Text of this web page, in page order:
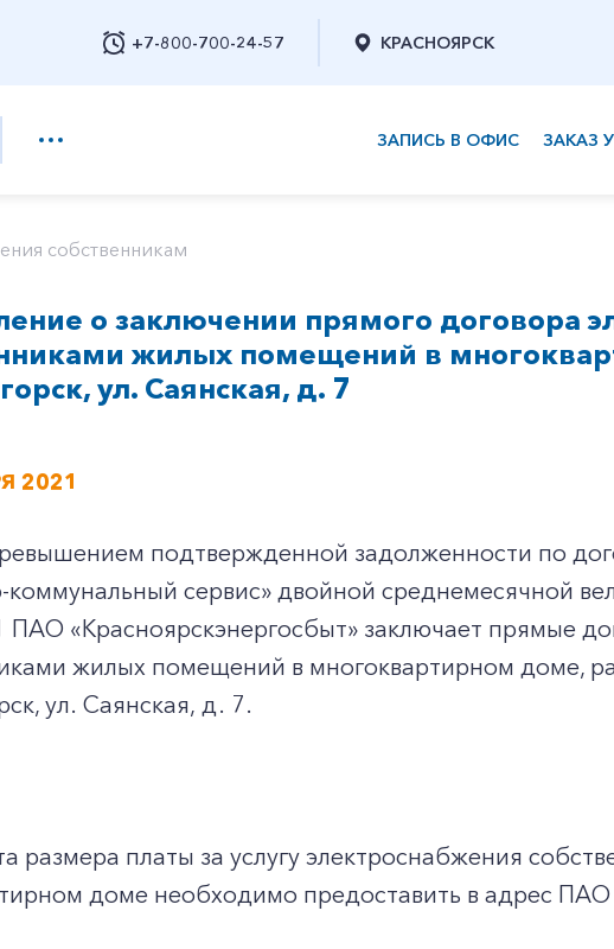
+7-800-700-24-57
Заказать обратный звонок
КРАСНОЯРСК
ЗАПИСЬ В ОФИС ЗАКАЗ
собственникам
о заключении прямого договора
жилых помещений в
ул. Саянская, д. 7
2021
подтвержденной задолженности по
сервис» двойной среднемесячной
«Красноярскэнергосбыт» заключает прямые
жилых помещений в многоквартирном доме,
ул. Саянская, д. 7.
размера платы за услугу электроснабжения
доме необходимо предоставить в адрес ПАО